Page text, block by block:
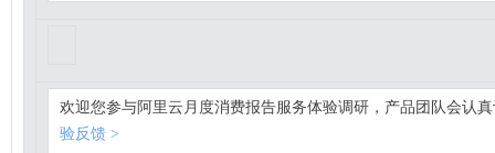
欢迎您参与阿里云月度消费报告服务体验调研，产品团队会认
验反馈 >